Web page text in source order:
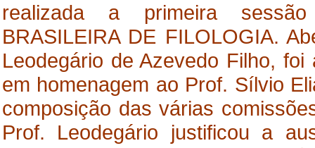
realizada a primeira sessão
BRASILEIRA DE FILOLOGIA.
Leodegário de Azevedo Filho,
em homenagem ao Prof. Sílvio
composição das várias
Prof. Leodegário justificou a